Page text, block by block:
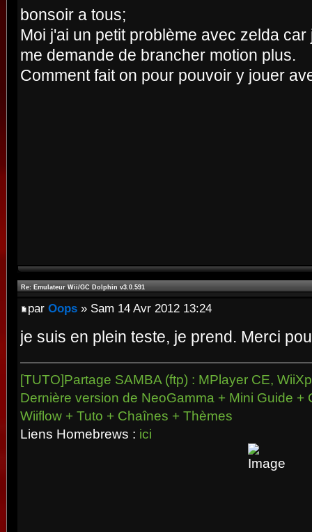
bonsoir a tous;
Moi j'ai un petit problème avec zelda
me demande de brancher motion plus.
Comment fait on pour pouvoir y jouer
Re: Emulateur Wii/GC Dolphin v3.0.591
par Oops » Sam 14 Avr 2012 13:24
je suis en plein teste, je prend. Merci
[TUTO]Partage SAMBA (ftp) : MPlayer CE,
Dernière version de NeoGamma + Mini Guide +
Wiiflow + Tuto + Chaînes + Thèmes
Liens Homebrews : ici